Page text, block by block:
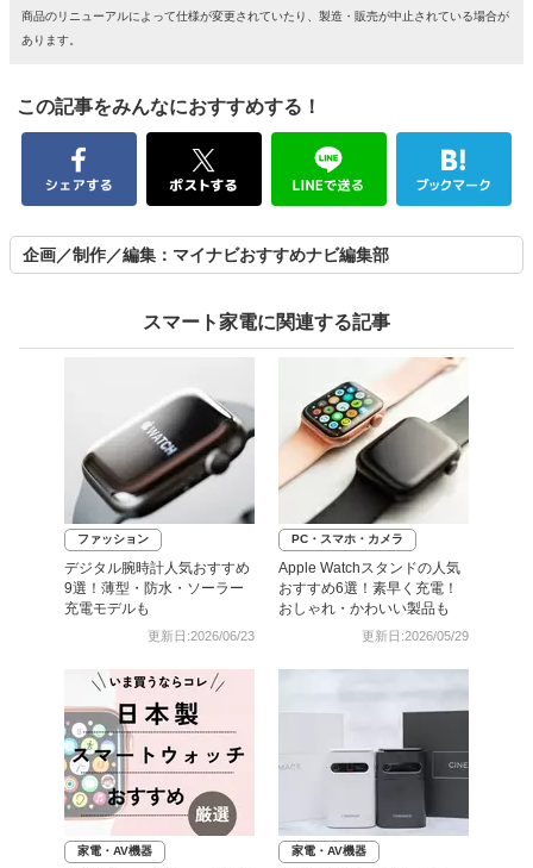
商品のリニューアルによって仕様が変更されていたり、製造・販売が中止されている場合が
あります。
この記事をみんなにおすすめする！
企画／制作／編集：マイナビおすすめナビ編集部
スマート家電に関連する記事
ファッション
デジタル腕時計人気おすすめ
9選！薄型・防水・ソーラー
充電モデルも
更新日:2026/06/23
PC・スマホ・カメラ
Apple Watchスタンドの人気
おすすめ6選！素早く充電！
おしゃれ・かわいい製品も
更新日:2026/05/29
家電・AV機器 家電・AV機器